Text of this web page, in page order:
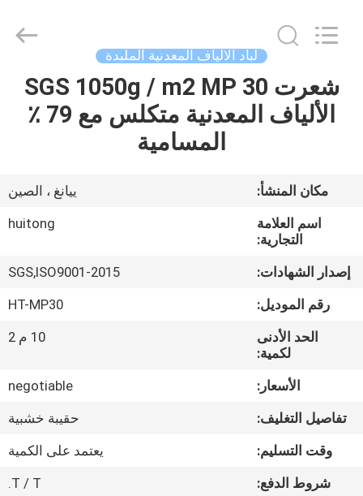
بيت
أشرطة
فيديو
عرض
الواقع
الافتراضي
معلومات
جولة
Materials
Reserved.
لباد الالياف المعدنية الملبدة
شعرت SGS 1050g / m2 MP 30
الألياف المعدنية متكلس مع 79 ٪
المسامية
مكان المنشأ:
ييانغ ، الصين
اسم العلامة
التجارية:
huitong
إصدار الشهادات:
SGS,ISO9001-2015
رقم الموديل:
HT-MP30
الحد الأدنى
لكمية:
10 م 2
الأسعار:
negotiable
تفاصيل التغليف:
حقيبة خشبية
وقت التسليم:
يعتمد على الكمية
شروط الدفع:
T / T.